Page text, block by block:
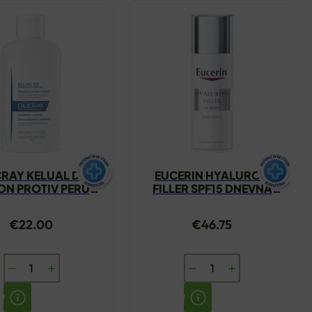
KELUAL DS
PROTIV PERUTI
€22.00
DUCRAY
KELUAL
DS
EUCERIN HYALURON
FILLER SPF15 DNEVNA
€46.75
EUCERIN
HYALURON
FILLER